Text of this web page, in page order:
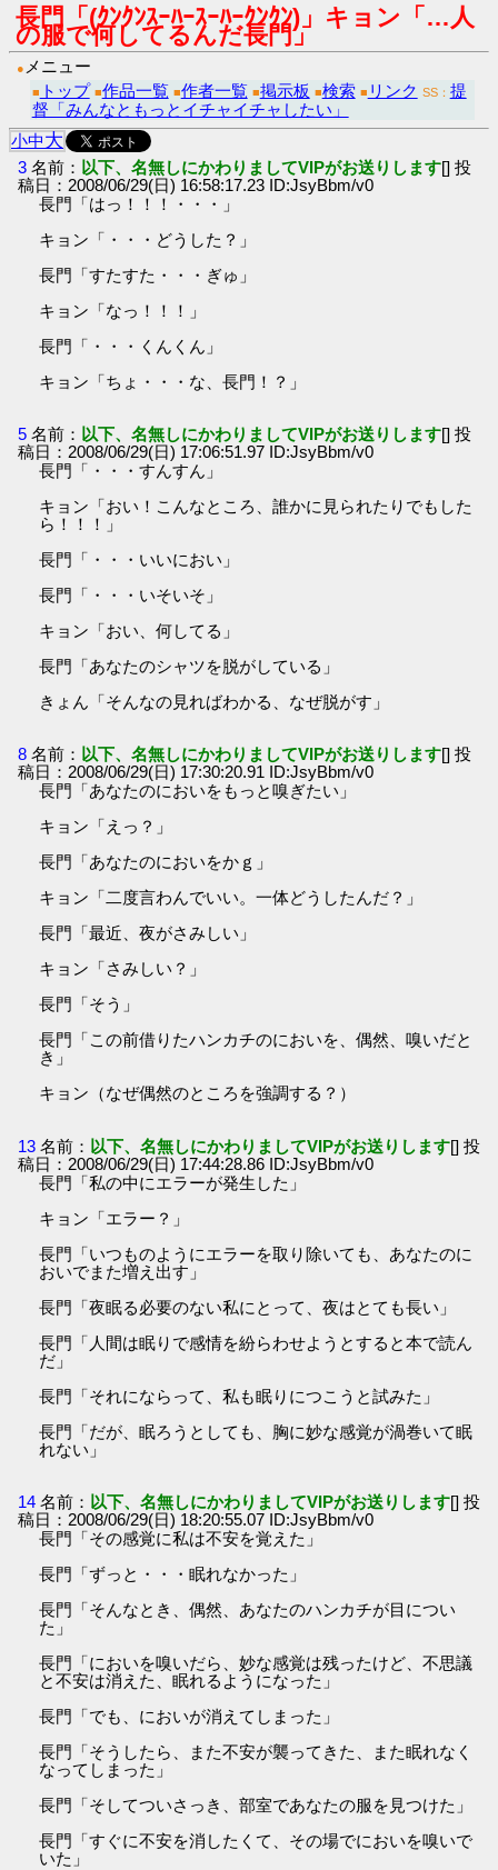
長門「(ｸﾝｸﾝｽｰﾊｰｽｰﾊｰｸﾝｸﾝ)」キョン「…人
の服で何してるんだ長門」
● メニュー
■ トップ ■作品一覧 ■作者一覧 ■掲示板 ■検索 ■ リンク SS： 提
督「みんなともっとイチャイチャしたい」
小中大
3 名前： 以下、名無しにかわりましてVIPがお送りします[] 投
稿日：2008/06/29(日) 16:58:17.23 ID:JsyBbm/v0
長門「はっ！！！・・・」
キョン「・・・どうした？」
長門「すたすた・・・ぎゅ」
キョン「なっ！！！」
長門「・・・くんくん」
キョン「ちょ・・・な、長門！？」
5 名前： 以下、名無しにかわりましてVIPがお送りします[] 投
稿日：2008/06/29(日) 17:06:51.97 ID:JsyBbm/v0
長門「・・・すんすん」
キョン「おい！こんなところ、誰かに見られたりでもした
ら！！！」
長門「・・・いいにおい」
長門「・・・いそいそ」
キョン「おい、何してる」
長門「あなたのシャツを脱がしている」
きょん「そんなの見ればわかる、なぜ脱がす」
8 名前： 以下、名無しにかわりましてVIPがお送りします[] 投
稿日：2008/06/29(日) 17:30:20.91 ID:JsyBbm/v0
長門「あなたのにおいをもっと嗅ぎたい」
キョン「えっ？」
長門「あなたのにおいをかｇ」
キョン「二度言わんでいい。一体どうしたんだ？」
長門「最近、夜がさみしい」
キョン「さみしい？」
長門「そう」
長門「この前借りたハンカチのにおいを、偶然、嗅いだと
き」
キョン（なぜ偶然のところを強調する？）
13 名前： 以下、名無しにかわりましてVIPがお送りします[] 投
稿日：2008/06/29(日) 17:44:28.86 ID:JsyBbm/v0
長門「私の中にエラーが発生した」
キョン「エラー？」
長門「いつものようにエラーを取り除いても、あなたのに
おいでまた増え出す」
長門「夜眠る必要のない私にとって、夜はとても長い」
長門「人間は眠りで感情を紛らわせようとすると本で読ん
だ」
長門「それにならって、私も眠りにつこうと試みた」
長門「だが、眠ろうとしても、胸に妙な感覚が渦巻いて眠
れない」
14 名前： 以下、名無しにかわりましてVIPがお送りします[] 投
稿日：2008/06/29(日) 18:20:55.07 ID:JsyBbm/v0
長門「その感覚に私は不安を覚えた」
長門「ずっと・・・眠れなかった」
長門「そんなとき、偶然、あなたのハンカチが目につい
た」
長門「においを嗅いだら、妙な感覚は残ったけど、不思議
と不安は消えた、眠れるようになった」
長門「でも、においが消えてしまった」
長門「そうしたら、また不安が襲ってきた、また眠れなく
なってしまった」
長門「そしてついさっき、部室であなたの服を見つけた」
長門「すぐに不安を消したくて、その場でにおいを嗅いで
いた」